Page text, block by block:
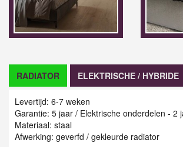
RADIATOR ELEKTRISCHE / HYBRIDE
Levertijd: 6-7 weken
Garantie: 5 jaar / Elektrische onderdelen - 2
Materiaal: staal
Afwerking: geverfd / gekleurde radiator